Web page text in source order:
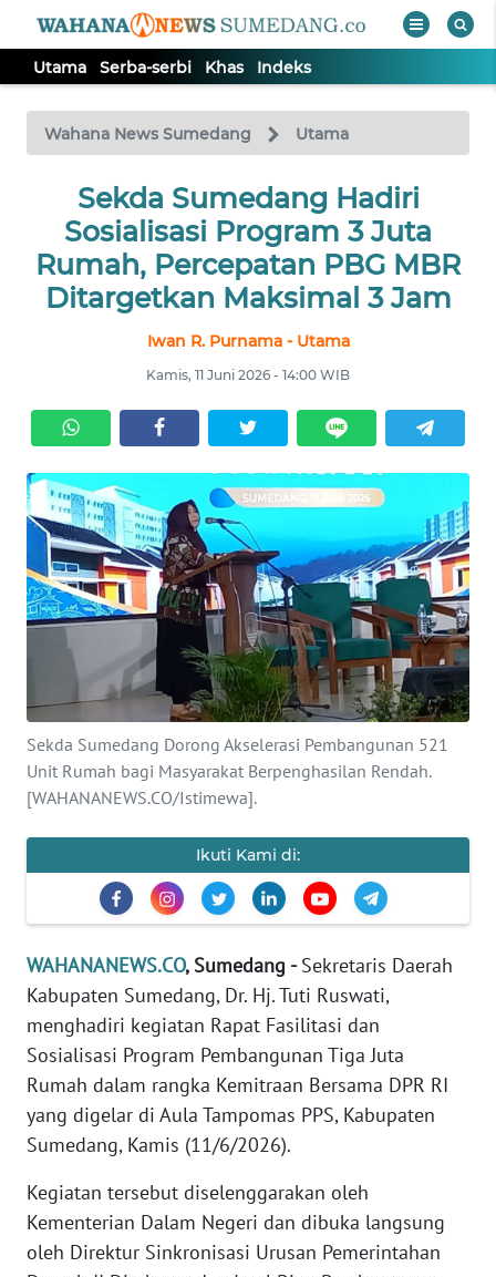
Utama Serba-serbi Khas Indeks
Wahana News Sumedang Utama
Sekda Sumedang Hadiri
Sosialisasi Program 3 Juta
Rumah, Percepatan PBG MBR
Ditargetkan Maksimal 3 Jam
Iwan R. Purnama - Utama
Kamis, 11 Juni 2026 - 14:00 WIB
Sekda Sumedang Dorong Akselerasi Pembangunan 521
Unit Rumah bagi Masyarakat Berpenghasilan Rendah.
[WAHANANEWS.CO/Istimewa].
Ikuti Kami di:
WAHANANEWS.CO, Sumedang -Sekretaris Daerah
Kabupaten Sumedang, Dr. Hj. Tuti Ruswati,
menghadiri kegiatan Rapat Fasilitasi dan
Sosialisasi Program Pembangunan Tiga Juta
Rumah dalam rangka Kemitraan Bersama DPR RI
yang digelar di Aula Tampomas PPS, Kabupaten
Sumedang, Kamis (11/6/2026).
Kegiatan tersebut diselenggarakan oleh
Kementerian Dalam Negeri dan dibuka langsung
oleh Direktur Sinkronisasi Urusan Pemerintahan
TV
Tutup
UTAMA
SERBA-
SERBI
INDEKS
BERITA
KONTAK
KAMI
INFO
TENTANG
KAMI
PEDOMAN
MEDIA
DISCLAIMER
Wahana
News
WN
SUMUT
WN
JAKARTA